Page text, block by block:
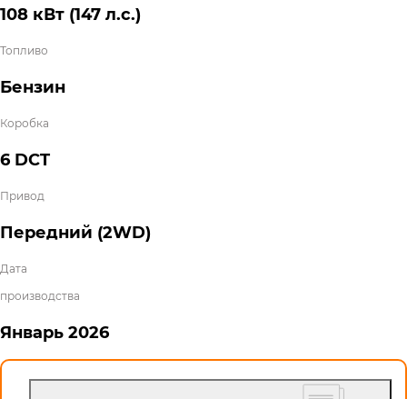
108 кВт (147 л.с.)
Топливо
Бензин
Коробка
6 DCT
Привод
Передний (2WD)
Дата
производства
Январь 2026